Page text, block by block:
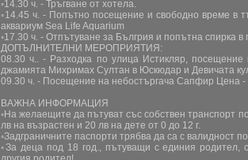
◦14.30 ч. - Тръгване от хотела.
◦14.45 ч. - Попътно посещение и свободно време в
аквариум Sea Life Aquarium
◦17.30 ч. - Отпътуване за Бългрия и попътна спирка в
ДОПЪЛНИТЕЛНИ МЕРОПРИЯТИЯ:
08.30 ч.. - Разходка по улица Истикляр,
джамията Михримах Султан в Юскюдар и Девичата
09.30 ч. - Посещение на небостъргача Сапфир Цена -
ВАЖНА ИНФОРМАЦИЯ
◦На желаещите да пътуват със собствен транспорт
лв на възрастен и 20 лв на дете от 0 до 12 г.
◦Задграничните паспорти трябва да са с валидност
◦За деца под 18 год., пътуващи с единия родител,